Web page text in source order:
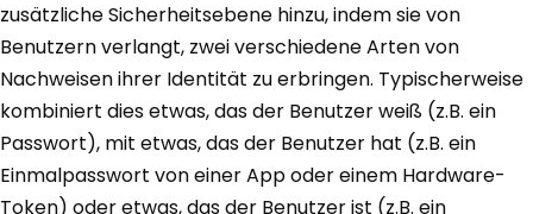
zusätzliche Sicherheitsebene hinzu, indem sie von
Benutzern verlangt, zwei verschiedene Arten von
Nachweisen ihrer Identität zu erbringen. Typischerweise
kombiniert dies etwas, das der Benutzer weiß (z.B. ein
Passwort), mit etwas, das der Benutzer hat (z.B. ein
Einmalpasswort von einer App oder einem Hardware-
Token) oder etwas, das der Benutzer ist (z.B. ein